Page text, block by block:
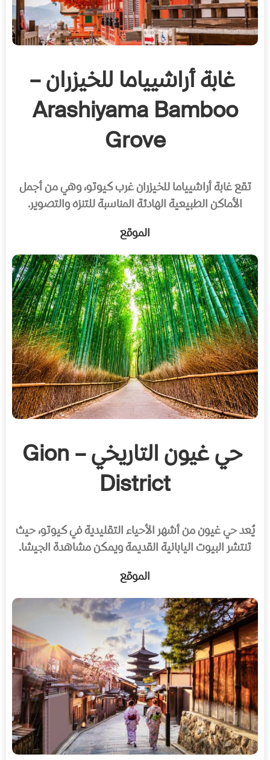
غابة أراشيياما للخيزران –
Arashiyama Bamboo
Grove
تقع غابة أراشيياما للخيزران غرب كيوتو، وهي من أجمل
الأماكن الطبيعية الهادئة المناسبة للتنزه والتصوير.
الموقع
حي غيون التاريخي – Gion
District
يُعد حي غيون من أشهر الأحياء التقليدية في كيوتو، حيث
تنتشر البيوت اليابانية القديمة ويمكن مشاهدة الجيشا.
الموقع